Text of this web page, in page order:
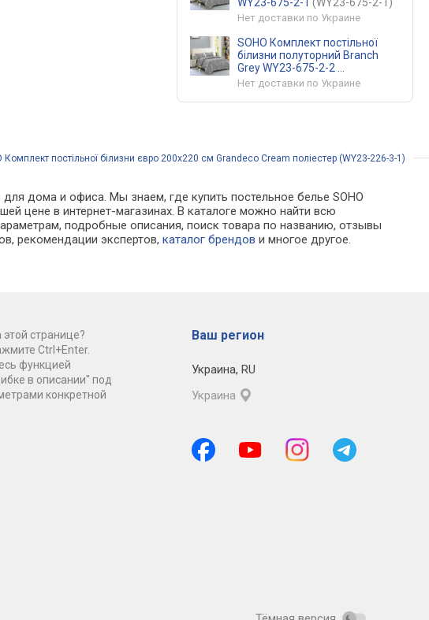
Нет доставки по Украине
SOHO Комплект постільної
білизни полуторний Branch
Grey WY23-675-2-2
(WY23-675-2-2)
Нет доставки по Украине
Комплект постільної білизни євро 200x220 см Grandeco Cream поліестер (WY23-226-3-1)
дома и офиса. Мы знаем, где купить постельное белье SOHO
цене в интернет-магазинах. В каталоге можно найти всю
подробные описания, поиск товара по названию, отзывы
рекомендации экспертов,каталог брендов и многое другое.
странице?
Ctrl+Enter.
функцией
в описании" под
конкретной
Ваш регион
Украина, RU
Украина